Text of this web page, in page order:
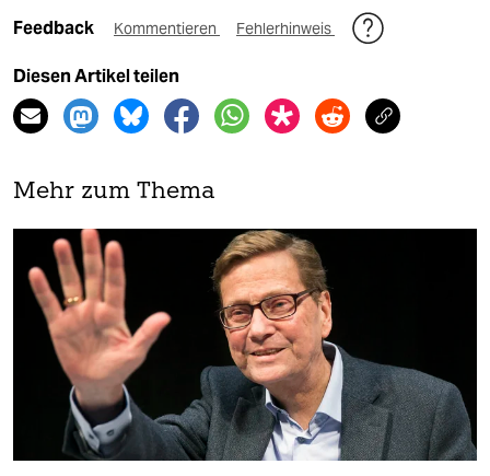
Feedback Kommentieren Fehlerhinweis
Diesen Artikel teilen
Mehr zum Thema